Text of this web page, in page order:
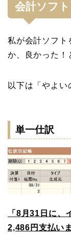
会計ソフ
私が会計ソフト
か、良かった！
以下は「やよい
単一仕訳
「8月31日に、
2,486円支払い